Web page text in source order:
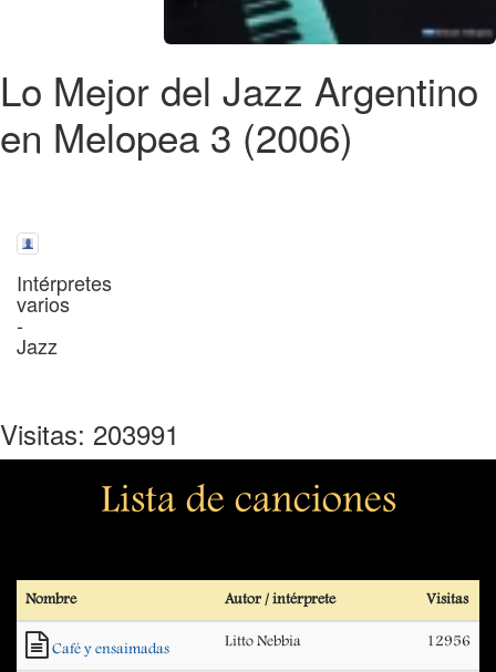
Lo Mejor del Jazz Argentino
en Melopea 3 (2006)
Intérpretes
varios
-
Jazz
Visitas: 203991
Lista de canciones
Nombre Autor / intérprete Visitas
Café y ensaimadas Litto Nebbia 12956